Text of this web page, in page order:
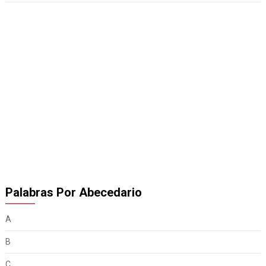
Palabras Por Abecedario
A
B